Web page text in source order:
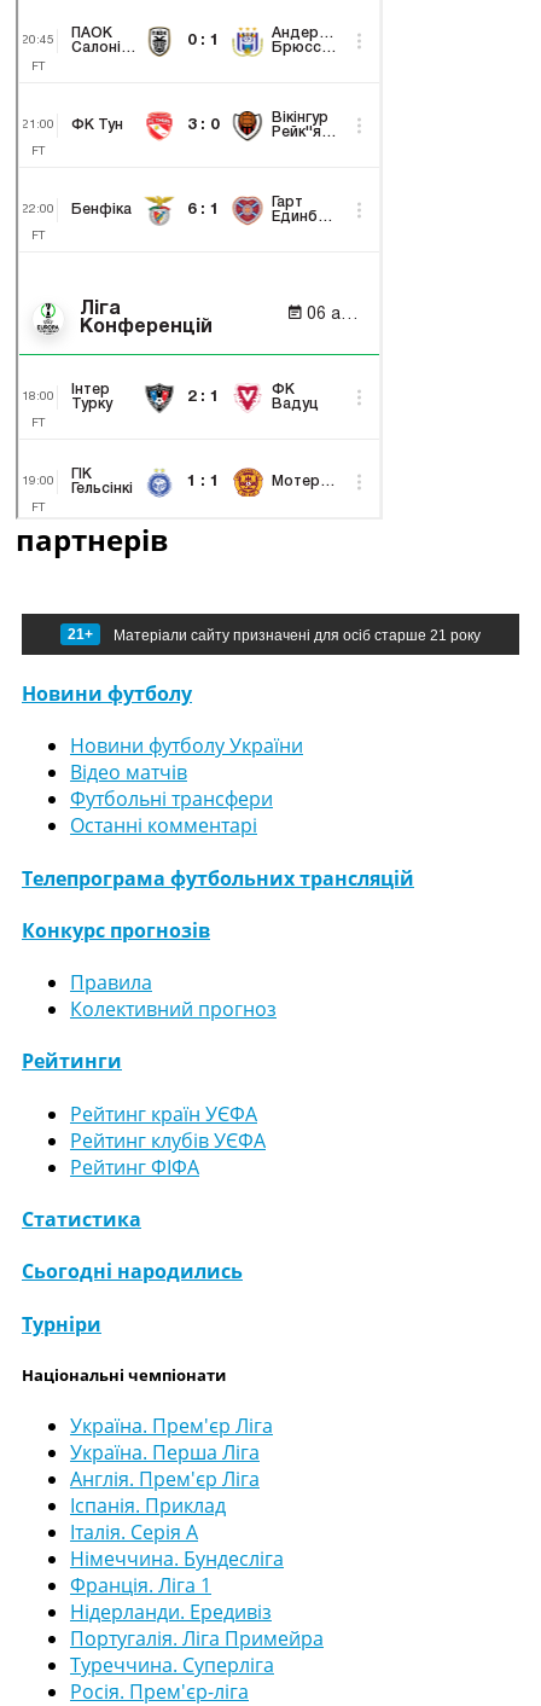
партнерів
21+ Матеріали сайту призначені для осіб старше 21 року
Новини футболу
Новини футболу України
Відео матчів
Футбольні трансфери
Останні комментарі
Телепрограма футбольних трансляцій
Конкурс прогнозів
Правила
Колективний прогноз
Рейтинги
Рейтинг країн УЄФА
Рейтинг клубів УЄФА
Рейтинг ФІФА
Статистика
Сьогодні народились
Турніри
Національні чемпіонати
Україна. Прем'єр Ліга
Україна. Перша Ліга
Англія. Прем'єр Ліга
Іспанія. Приклад
Італія. Серія А
Німеччина. Бундесліга
Франція. Ліга 1
Нідерланди. Ередивіз
Португалія. Ліга Примейра
Туреччина. Суперліга
Росія. Прем'єр-ліга